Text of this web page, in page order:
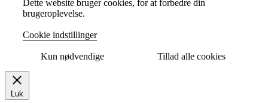
Dette website bruger cookies, for at forbedre din
brugeroplevelse.
Cookie indstillinger
Kun nødvendige Tillad alle cookies
Luk